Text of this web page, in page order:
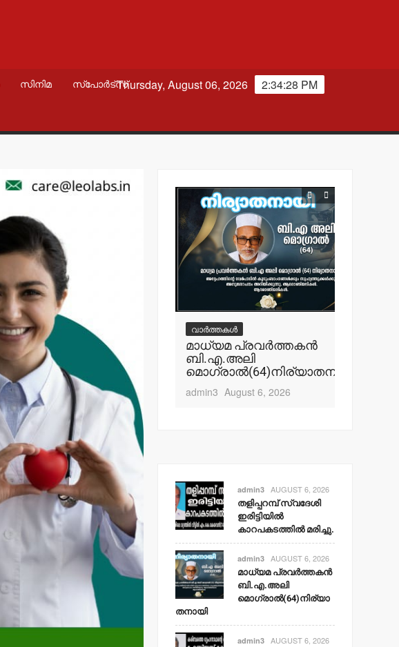
സിനിമ സ്പോർട്സ് 2:34:29 PM
Thursday, August 06, 2026
വാർത്തകൾ
തളിപ്പറമ്പ് സ്വദേശി
ഇരിട്ടിയില്‍
കാറപകടത്തില്‍ മരിച്ചു.
admin3 August 6, 2026
വാർത്തകൾ
മാധ്യമ പ്രവര്‍ത്തകന്‍
ബി.എ.അലി
മൊഗ്രാല്‍(64)നിര്യാതനായി
admin3 August 6, 2026
admin3 AUGUST 6, 2026
തളിപ്പറമ്പ് സ്വദേശി
ഇരിട്ടിയില്‍
കാറപകടത്തില്‍ മരിച്ചു.
admin3 AUGUST 6, 2026
മാധ്യമ പ്രവര്‍ത്തകന്‍
ബി.എ.അലി
മൊഗ്രാല്‍(64)നിര്യാ
തനായി
admin3 AUGUST 6, 2026